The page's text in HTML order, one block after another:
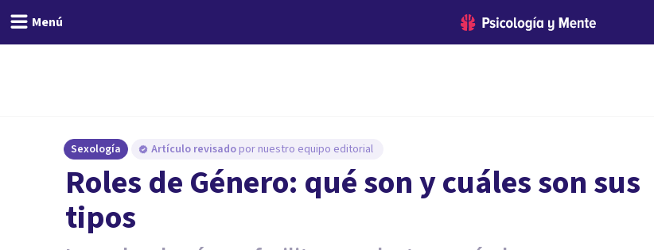
Menú
Sexología Artículo revisado por nuestro equipo editorial
Roles de Género: qué son y cuáles son sus
tipos